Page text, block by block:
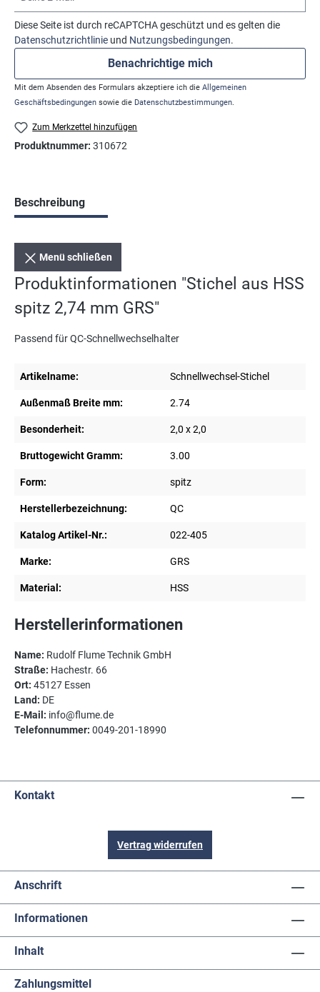
Diese Seite ist durch reCAPTCHA geschützt und es gelten die
Datenschutzrichtlinie und Nutzungsbedingungen.
Benachrichtige mich
Mit dem Absenden des Formulars akzeptiere ich die Allgemeinen
Geschäftsbedingungen sowie die Datenschutzbestimmungen.
Zum Merkzettel hinzufügen
Produktnummer: 310672
Beschreibung
Menü schließen
Produktinformationen "Stichel aus HSS
spitz 2,74 mm GRS"
Passend für QC-Schnellwechselhalter
Artikelname: Schnellwechsel-Stichel
Außenmaß Breite mm: 2.74
Besonderheit: 2,0 x 2,0
Bruttogewicht Gramm: 3.00
Form: spitz
Herstellerbezeichnung: QC
Katalog Artikel-Nr.: 022-405
Marke: GRS
Material: HSS
Herstellerinformationen
Name: Rudolf Flume Technik GmbH
Straße: Hachestr. 66
Ort: 45127 Essen
Land: DE
E-Mail: info@flume.de
Telefonnummer: 0049-201-18990
Kontakt
Vertrag widerrufen
Anschrift
Informationen
Inhalt
Zahlungsmittel